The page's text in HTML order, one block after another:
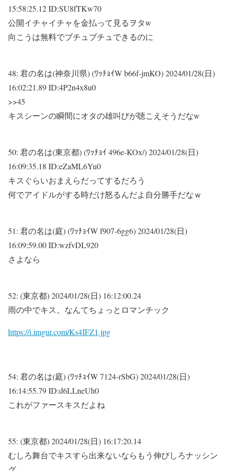
15:58:25.12 ID:SU8fTKw70
公開イチャイチャを金払って見るヲタw
向こうは無料でブチュブチュできるのに
48: 君の名は(神奈川県) (ﾜｯﾁｮｲW b66f-jmKO)2024/01/28(日)
16:02:21.89 ID:4P2n4x8u0
>>45
キスシーンの瞬間にオタの雄叫びが聴こえそうだなw
50: 君の名は(東京都) (ﾜｯﾁｮｲ 496e-KOx/)2024/01/28(日)
16:09:35.18 ID:eZaML6Yu0
キスぐらいおまえらだってするだろう
何でアイドルがする時だけ怒るんだよ自分勝手だなｗ
51: 君の名は(庭) (ﾜｯﾁｮｲW f907-6gg6)2024/01/28(日)
16:09:59.00 ID:wzfvDL920
さよなら
52: (東京都)2024/01/28(日) 16:12:00.24
雨の中でキス。なんてちょっとロマンチック
https://i.imgur.com/Ks4IFZ1.jpg
54: 君の名は(庭) (ﾜｯﾁｮｲW 7124-rSbG)2024/01/28(日)
16:14:55.79 ID:d6LLneUh0
これがファースキスだよね
55: (東京都)2024/01/28(日) 16:17:20.14
むしろ舞台でキスすら出来ないならもう伸びしろナッシン